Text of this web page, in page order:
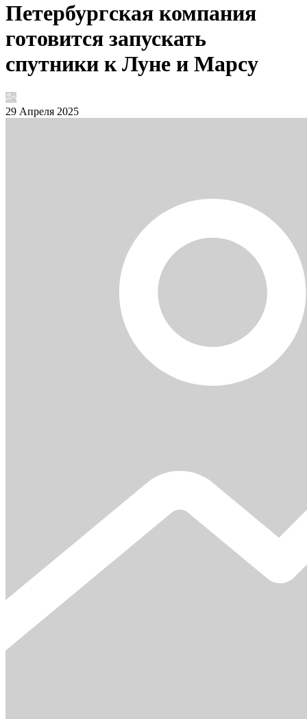
Петербургская компания
готовится запускать
спутники к Луне и Марсу
29 Апреля 2025